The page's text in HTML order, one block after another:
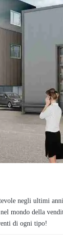
negli ultimi
mondo della
di ogni tipo!